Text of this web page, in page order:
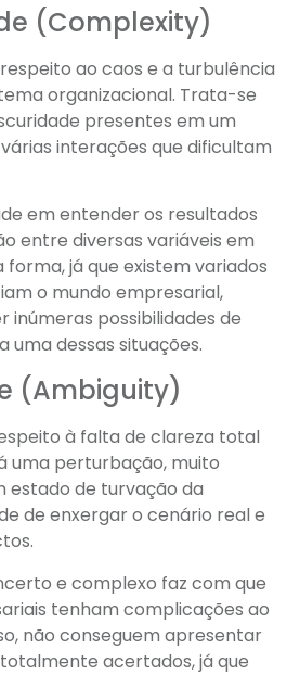
(Complexity)
ao caos e a turbulência
organizacional. Trata-se
presentes em um
interações que dificultam
em entender os resultados
entre diversas variáveis em
forma, já que existem variados
o mundo empresarial,
inúmeras possibilidades de
uma dessas situações.
(Ambiguity)
à falta de clareza total
uma perturbação, muito
estado de turvação da
de enxergar o cenário real e
e complexo faz com que
tenham complicações ao
não conseguem apresentar
acertados, já que